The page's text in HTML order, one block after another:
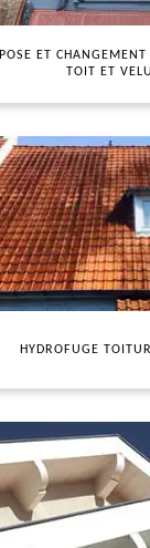
POSE ET
TOIT ET
HYDROFUGE